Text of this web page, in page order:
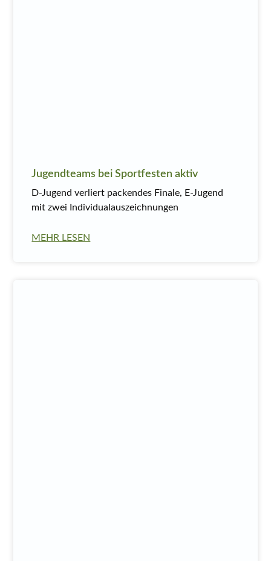
Jugendteams bei Sportfesten aktiv
D-Jugend verliert packendes Finale, E-Jugend
mit zwei Individualauszeichnungen
MEHR LESEN